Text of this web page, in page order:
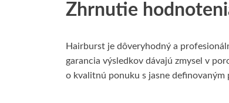
Zhrnutie
Hairburst je dôveryhodný a
garancia výsledkov dávajú zmysel v
o kvalitnú ponuku s jasne definovaným